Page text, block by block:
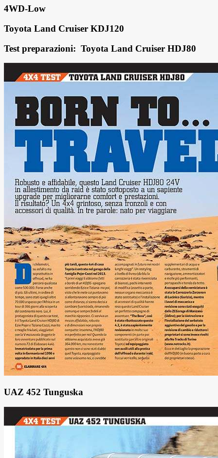
4WD-Low
Toyota Land Cruiser KDJ120
Test preparazioni: Toyota Land Cruiser HDJ80
UAZ 452 Tunguska